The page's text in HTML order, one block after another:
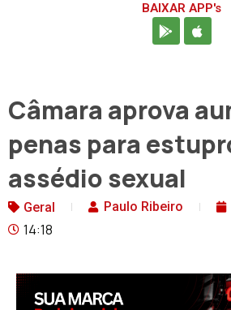
BAIXAR APP's
Câmara aprova
penas para
assédio sexual
Geral Paulo Ribeiro
14:18